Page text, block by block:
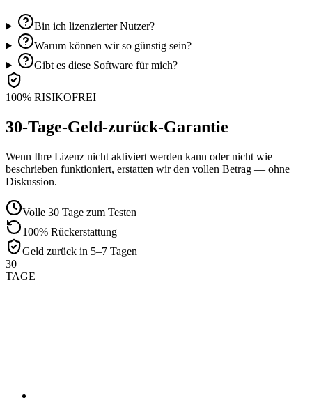
Bin ich lizenzierter Nutzer?
Warum können wir so günstig sein?
Gibt es diese Software für mich?
100% RISIKOFREI
30-Tage-Geld-zurück-Garantie
Wenn Ihre Lizenz nicht aktiviert werden kann oder nicht wie
beschrieben funktioniert, erstatten wir den vollen Betrag — ohne
Diskussion.
Volle 30 Tage zum Testen
100% Rückerstattung
Geld zurück in 5–7 Tagen
30
TAGE